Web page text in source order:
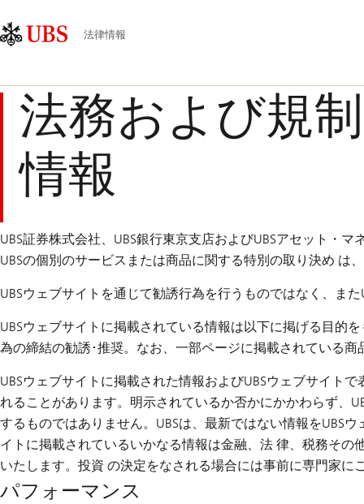
Area
イ
ン
ビ
法律情報
法務および規
情報
UBS証券株式会社、UBS銀行東京支店およびUBSアセット・
UBSの個別のサービスまたは商品に関する特別の取り決め
UBSウェブサイトを通じて勧誘行為を行うものではなく、ま
UBSウェブサイトに掲載されている情報は以下に掲げる目的
為の締結の勧誘･推奨。なお、一部ページに掲載されている
UBSウェブサイトに掲載された情報およびUBSウェブサイト
れることがあります。明示されているか否かにかかわらず、
するものではありません。UBSは、最新ではない情報をUBS
イトに掲載されているいかなる情報は金融、法 律、税務そ
いたします。投資 の決定をなされる場合には事前に専門家に
パフォーマンス